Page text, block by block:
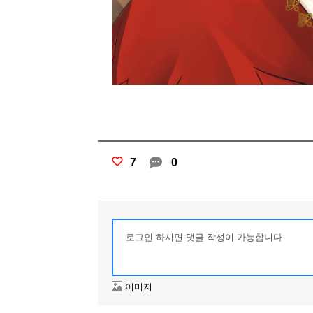
7 0
이미지